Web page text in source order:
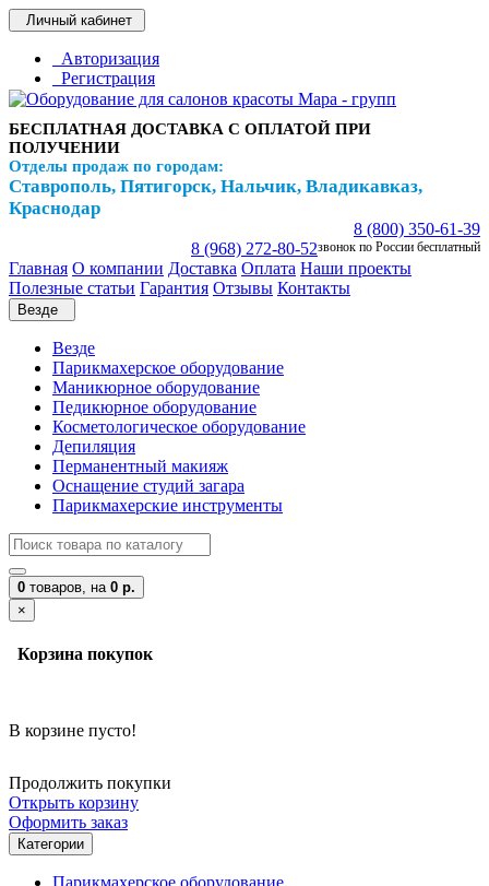
Личный кабинет
Авторизация
Регистрация
БЕСПЛАТНАЯ ДОСТАВКА С ОПЛАТОЙ ПРИ
ПОЛУЧЕНИИ
Отделы продаж по городам:
Ставрополь, Пятигорск, Нальчик, Владикавказ,
Краснодар
8 (800) 350-61-39
звонок по России бесплатный
8 (968) 272-80-52
Главная О компании Доставка Оплата Наши проекты
Полезные статьи Гарантия Отзывы Контакты
Везде
Везде
Парикмахерское оборудование
Маникюрное оборудование
Педикюрное оборудование
Косметологическое оборудование
Депиляция
Перманентный макияж
Оснащение студий загара
Парикмахерские инструменты
0 товаров, на 0 р.
×
Корзина покупок
В корзине пусто!
Продолжить покупки
Открыть корзину
Оформить заказ
Категории
Парикмахерское оборудование